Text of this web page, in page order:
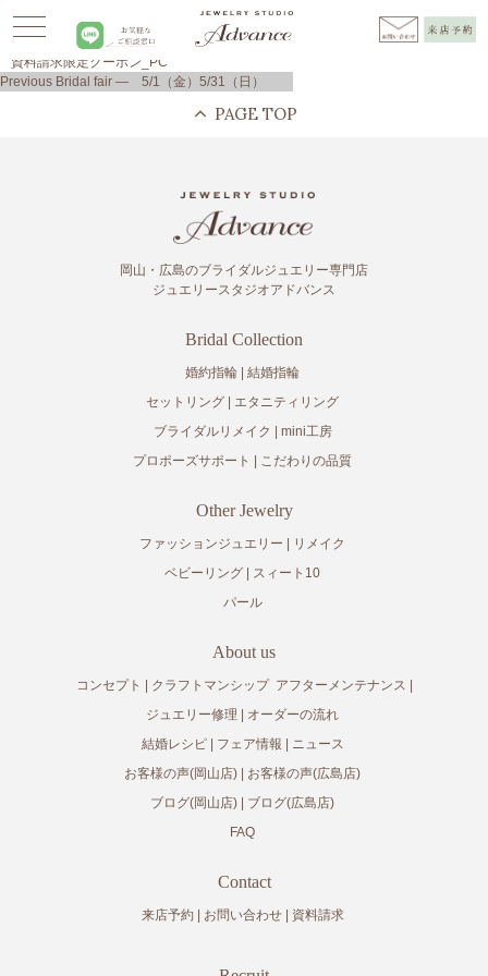
>NEWS >お知らせ >Bridal fair ― 5/1（金）5/31（日）> 2021.4_
資料請求限定クーポン_PC
投
Previous Previous
Bridal fair ― 5/1（金）5/31（日）
岡山・広島のブライダルジュエリー専門店
ジュエリースタジオアドバンス
Bridal Collection
婚約指輪
結婚指輪
セットリング
エタニティリング
ブライダルリメイク
mini工房
プロポーズサポート
こだわりの品質
Other Jewelry
ファッションジュエリー
リメイク
ベビーリング
スィート10
パール
About us
コンセプト クラフトマンシップ アフターメンテナンス
ジュエリー修理
オーダーの流れ
結婚レシピ
フェア情報
ニュース
お客様の声(岡山店)
お客様の声(広島店)
ブログ(岡山店)
ブログ(広島店)
FAQ
Contact
来店予約 お問い合わせ 資料請求